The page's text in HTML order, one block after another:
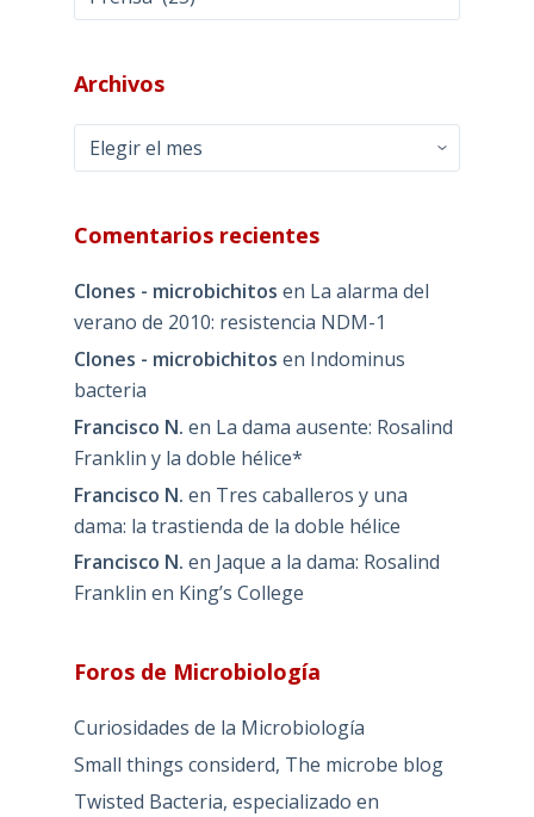
Archivos
Archivos
Comentarios recientes
Clones - microbichitos en La alarma del
verano de 2010: resistencia NDM-1
Clones - microbichitos en Indominus
bacteria
Francisco N. en La dama ausente: Rosalind
Franklin y la doble hélice*
Francisco N. en Tres caballeros y una
dama: la trastienda de la doble hélice
Francisco N. en Jaque a la dama: Rosalind
Franklin en King’s College
Foros de Microbiología
Curiosidades de la Microbiología
Small things considerd, The microbe blog
Twisted Bacteria, especializado en